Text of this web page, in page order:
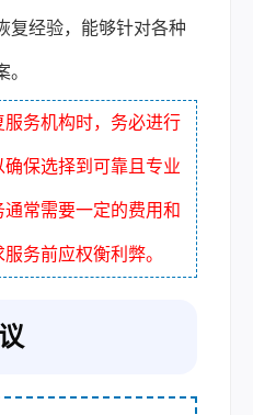
复经验，能够针对各种
务机构时，务必进行
保选择到可靠且专业
常需要一定的费用和
务前应权衡利弊。